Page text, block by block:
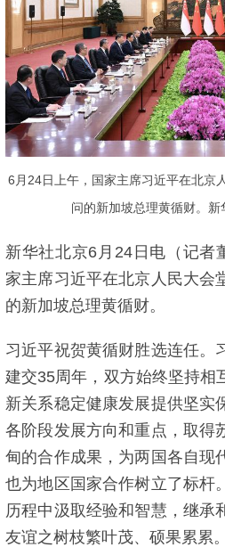
6月24日上午，国家主席习近平在北京
问的新加坡总理黄循财。
新华社北京6月24日电（记者
家主席习近平在北京人民大会
的新加坡总理黄循财。
习近平祝贺黄循财胜选连任。
建交35周年，双方始终坚持相
新关系稳定健康发展提供坚实
各阶段发展方向和重点，取得
甸的合作成果，为两国各自现
也为地区国家合作树立了标杆
历程中汲取经验和智慧，继承
友谊之树枝繁叶茂、硕果累累。